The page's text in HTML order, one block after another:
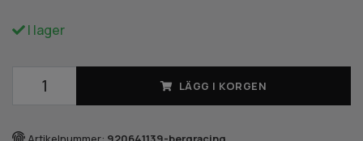
I lager
LÄGG I KORGEN